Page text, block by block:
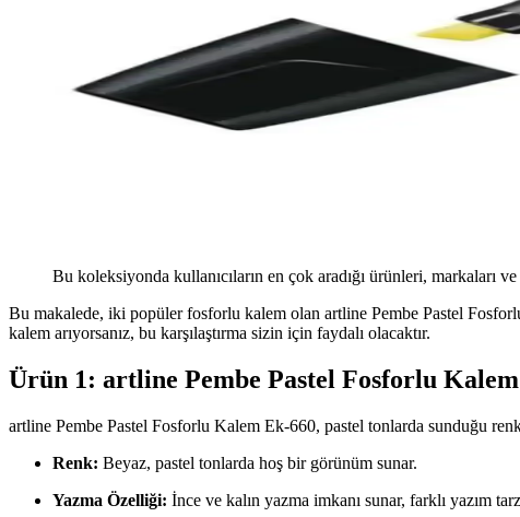
Bu koleksiyonda kullanıcıların en çok aradığı ürünleri, markaları
Bu makalede, iki popüler fosforlu kalem olan artline Pembe Pastel
kalem arıyorsanız, bu karşılaştırma sizin için faydalı olacaktır.
Ürün 1: artline Pembe Pastel Fosforlu
artline Pembe Pastel Fosforlu Kalem Ek-660, pastel tonlarda sunduğu
Renk: Beyaz, pastel tonlarda hoş bir görünüm sunar.
Yazma Özelliği: İnce ve kalın yazma imkanı sunar, farklı yazım